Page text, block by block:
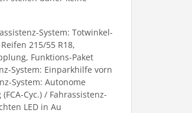
System: Totwinkel-
215/55 R18,
Funktions-Paket
System: Einparkhilfe vorn
System: Autonome
Cyc.) / Fahrassistenz-
LED in Au